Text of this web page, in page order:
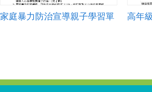
家庭暴力防治宣導親子學習單